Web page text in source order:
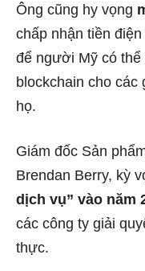
Ông cũng hy vọng
chấp nhận tiền
để người Mỹ có
blockchain cho các
họ.
Giám đốc Sản
Brendan Berry, kỳ
dịch vụ” vào năm
các công ty giải
thực.